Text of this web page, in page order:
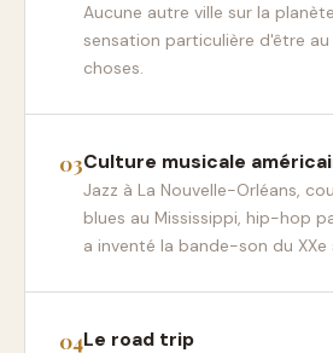
Aucune autre ville sur la
sensation particulière d'être
choses.
Culture musicale
Jazz à La Nouvelle-Orléans,
blues au Mississippi, hip-hop
a inventé la bande-son du XXe
Le road trip